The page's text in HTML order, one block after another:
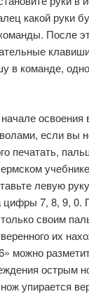
какой руки
После
в команде,
освоения
если вы
печатать,
левую
цифры 7, 8, 9, 0.
своим
их
можно
острым
упирается